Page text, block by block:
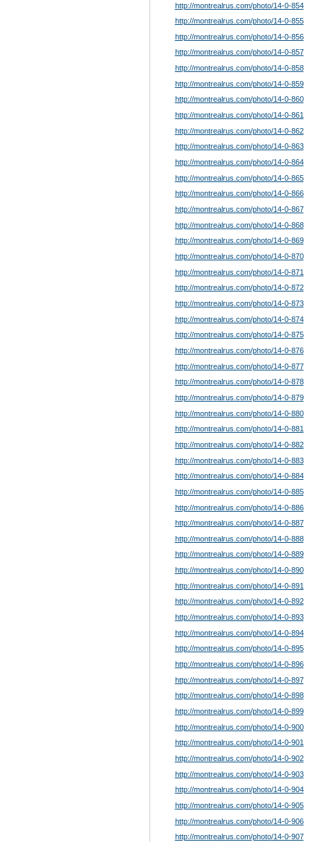
http://montrealrus.com/photo/14-0-854
http://montrealrus.com/photo/14-0-855
http://montrealrus.com/photo/14-0-856
http://montrealrus.com/photo/14-0-857
http://montrealrus.com/photo/14-0-858
http://montrealrus.com/photo/14-0-859
http://montrealrus.com/photo/14-0-860
http://montrealrus.com/photo/14-0-861
http://montrealrus.com/photo/14-0-862
http://montrealrus.com/photo/14-0-863
http://montrealrus.com/photo/14-0-864
http://montrealrus.com/photo/14-0-865
http://montrealrus.com/photo/14-0-866
http://montrealrus.com/photo/14-0-867
http://montrealrus.com/photo/14-0-868
http://montrealrus.com/photo/14-0-869
http://montrealrus.com/photo/14-0-870
http://montrealrus.com/photo/14-0-871
http://montrealrus.com/photo/14-0-872
http://montrealrus.com/photo/14-0-873
http://montrealrus.com/photo/14-0-874
http://montrealrus.com/photo/14-0-875
http://montrealrus.com/photo/14-0-876
http://montrealrus.com/photo/14-0-877
http://montrealrus.com/photo/14-0-878
http://montrealrus.com/photo/14-0-879
http://montrealrus.com/photo/14-0-880
http://montrealrus.com/photo/14-0-881
http://montrealrus.com/photo/14-0-882
http://montrealrus.com/photo/14-0-883
http://montrealrus.com/photo/14-0-884
http://montrealrus.com/photo/14-0-885
http://montrealrus.com/photo/14-0-886
http://montrealrus.com/photo/14-0-887
http://montrealrus.com/photo/14-0-888
http://montrealrus.com/photo/14-0-889
http://montrealrus.com/photo/14-0-890
http://montrealrus.com/photo/14-0-891
http://montrealrus.com/photo/14-0-892
http://montrealrus.com/photo/14-0-893
http://montrealrus.com/photo/14-0-894
http://montrealrus.com/photo/14-0-895
http://montrealrus.com/photo/14-0-896
http://montrealrus.com/photo/14-0-897
http://montrealrus.com/photo/14-0-898
http://montrealrus.com/photo/14-0-899
http://montrealrus.com/photo/14-0-900
http://montrealrus.com/photo/14-0-901
http://montrealrus.com/photo/14-0-902
http://montrealrus.com/photo/14-0-903
http://montrealrus.com/photo/14-0-904
http://montrealrus.com/photo/14-0-905
http://montrealrus.com/photo/14-0-906
http://montrealrus.com/photo/14-0-907